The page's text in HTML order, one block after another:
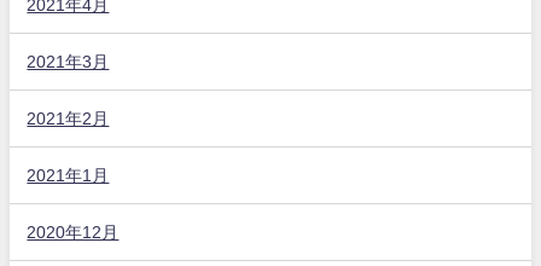
2021年4月
2021年3月
2021年2月
2021年1月
2020年12月